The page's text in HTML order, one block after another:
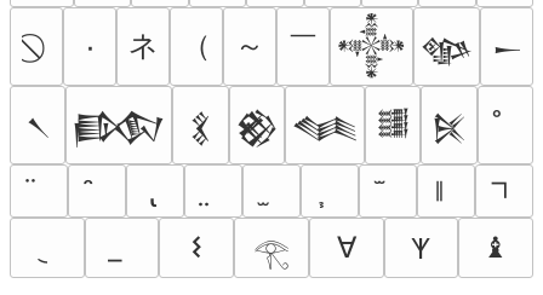
٠ ネ （ ～ ￣ 𒀱 𒀲 𒀸
𒀹 𒁃 𒃽 𒆙 𒈝 𒌃 𒍮
𐌔 𓂀 ∀ 𐊵 ♝